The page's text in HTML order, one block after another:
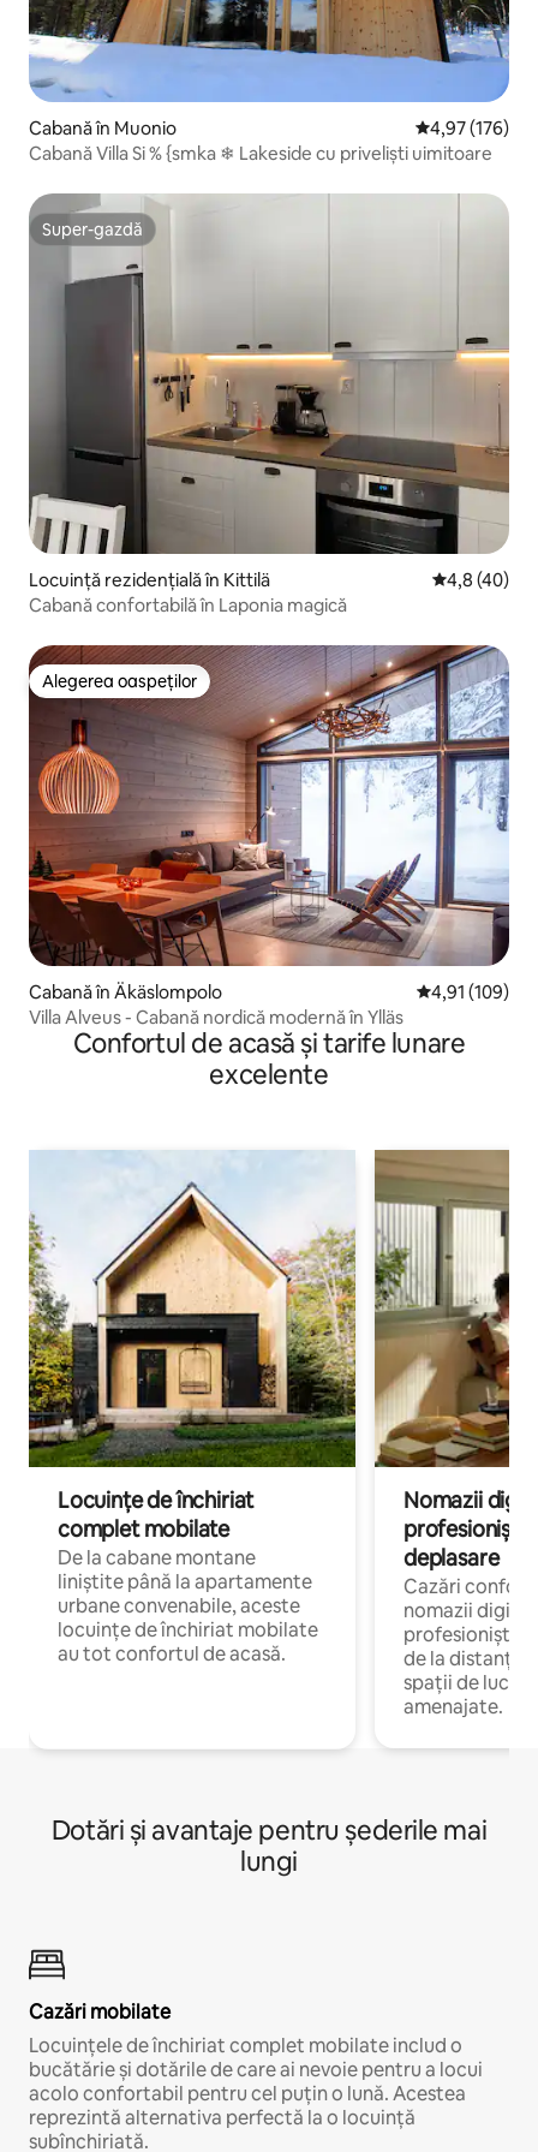
Cabană în Muonio Scor mediu de
4,97 (176)
Cabană Villa Si % {smka ❄ Lakeside cu priveliști uimitoare
Super-gazdă
Super-gazdă
Locuință rezidențială în Kittilä Scor mediu
4,8 (40)
Cabană confortabilă în Laponia magică
Alegerea oaspeților
Alegerea oaspeților
Cabană în Äkäslompolo Scor mediu
4,91 (109)
Villa Alveus - Cabană nordică modernă în Ylläs
Confortul de acasă și tarife lunare
excelente
Locuințe de închiriat
complet mobilate
De la cabane montane
liniștite până la apartamente
urbane convenabile, aceste
locuințe de închiriat mobilate
au tot confortul de acasă.
Nomazii
profesioniștii
deplasare
Cazări
nomazii
profesioniștii
de la distanță,
spații de lucru
amenajate.
Dotări și avantaje pentru șederile mai
lungi
Cazări mobilate
Locuințele de închiriat complet mobilate includ o
bucătărie și dotările de care ai nevoie pentru a locui
acolo confortabil pentru cel puțin o lună. Acestea
reprezintă alternativa perfectă la o locuință
subînchiriată.